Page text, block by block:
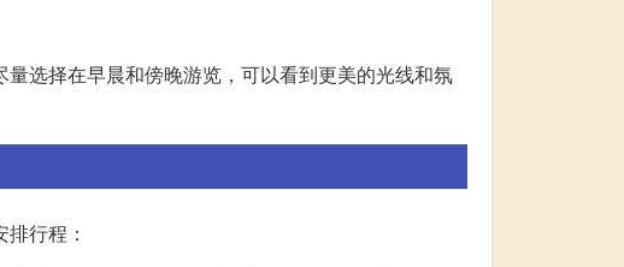
选择在早晨和傍晚游览，可以看到更美的光线和氛
行程：